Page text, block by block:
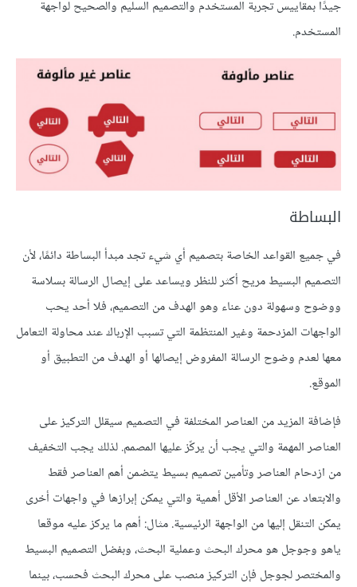
جيدًا بمقاييس تجربة المستخدم والتصميم السليم والصحيح لواجهة
المستخدم.
البساطة
في جميع القواعد الخاصة بتصميم أي شيء تجد مبدأ البساطة دائمًا، لأن
التصميم البسيط مريح أكثر للنظر ويساعد على إيصال الرسالة بسلاسة
ووضوح وسهولة دون عناء وهو الهدف من التصميم، فلا أحد يحب
الواجهات المزدحمة وغير المنتظمة التي تسبب الإرباك عند محاولة التعامل
معها لعدم وضوح الرسالة المفروض إيصالها أو الهدف من التطبيق أو
الموقع.
فإضافة المزيد من العناصر المختلفة في التصميم سيقلل التركيز على
العناصر المهمة والتي يجب أن يركّز عليها المصمم. لذلك يجب التخفيف
من ازدحام العناصر وتأمين تصميم بسيط يتضمن أهم العناصر فقط
والابتعاد عن العناصر الأقل أهمية والتي يمكن إبرازها في واجهات أخرى
يمكن التنقل إليها من الواجهة الرئيسية. مثال: أهم ما يركز عليه موقعا
ياهو وجوجل هو محرك البحث وعملية البحث، وبفضل التصميم البسيط
والمختصر لجوجل فإن التركيز منصب على محرك البحث فحسب، بينما